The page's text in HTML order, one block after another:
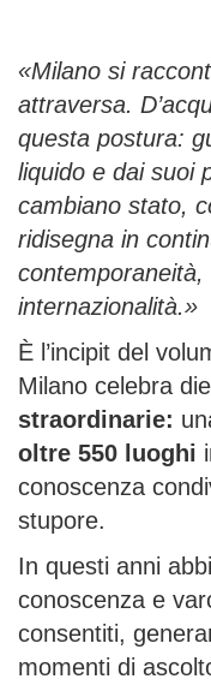
«Milano si
attraversa.
questa postura:
liquido e dai suoi
cambiano stato,
ridisegna in
contemporaneità,
internazionalità.»
È l’incipit del
Milano celebra
straordinarie:
oltre 550 luoghi
conoscenza
stupore.
In questi anni
conoscenza e
consentiti,
momenti di